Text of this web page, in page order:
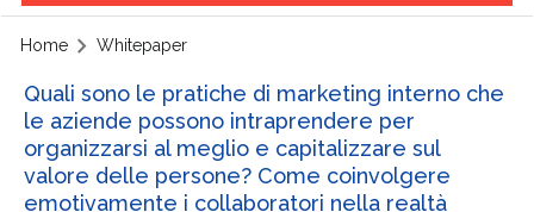
Home Whitepaper
Quali sono le pratiche di marketing interno che
le aziende possono intraprendere per
organizzarsi al meglio e capitalizzare sul
valore delle persone? Come coinvolgere
emotivamente i collaboratori nella realtà